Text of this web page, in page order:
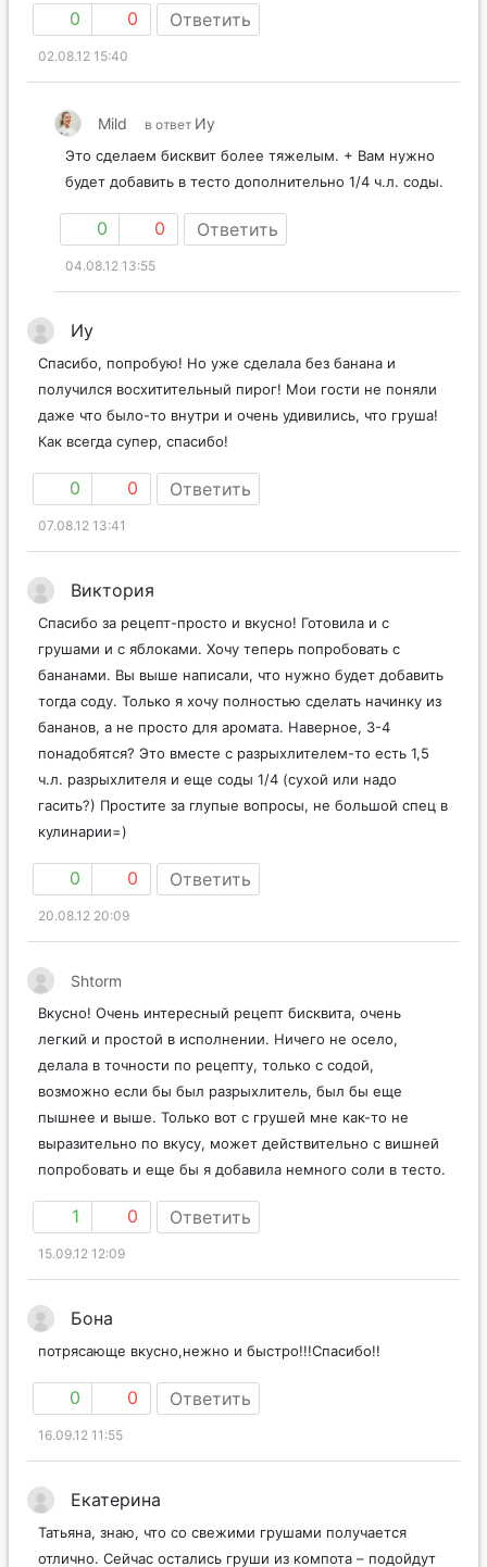
0 0 Ответить
02.08.12 15:40
Mild в ответ Иу
Это сделаем бисквит более тяжелым. + Вам нужно
будет добавить в тесто дополнительно 1/4 ч.л. соды.
0 0 Ответить
04.08.12 13:55
Иу
Спасибо, попробую! Но уже сделала без банана и
получился восхитительный пирог! Мои гости не поняли
даже что было-то внутри и очень удивились, что груша!
Как всегда супер, спасибо!
0 0 Ответить
07.08.12 13:41
Виктория
Спасибо за рецепт-просто и вкусно! Готовила и с
грушами и с яблоками. Хочу теперь попробовать с
бананами. Вы выше написали, что нужно будет добавить
тогда соду. Только я хочу полностью сделать начинку из
бананов, а не просто для аромата. Наверное, 3-4
понадобятся? Это вместе с разрыхлителем-то есть 1,5
ч.л. разрыхлителя и еще соды 1/4 (сухой или надо
гасить?) Простите за глупые вопросы, не большой спец в
кулинарии=)
0 0 Ответить
20.08.12 20:09
Shtorm
Вкусно! Очень интересный рецепт бисквита, очень
легкий и простой в исполнении. Ничего не осело,
делала в точности по рецепту, только с содой,
возможно если бы был разрыхлитель, был бы еще
пышнее и выше. Только вот с грушей мне как-то не
выразительно по вкусу, может действительно с вишней
попробовать и еще бы я добавила немного соли в тесто.
1 0 Ответить
15.09.12 12:09
Бона
потрясающе вкусно,нежно и быстро!!!Спасибо!!
0 0 Ответить
16.09.12 11:55
Екатерина
Татьяна, знаю, что со свежими грушами получается
отлично. Сейчас остались груши из компота – подойдут